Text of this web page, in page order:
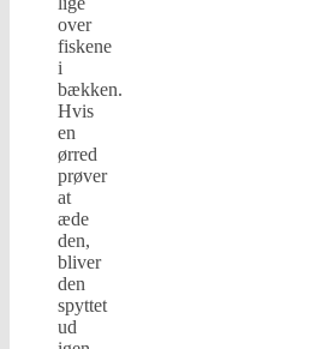
over
fiskene
i
bækken.
Hvis
en
ørred
prøver
at
æde
den,
bliver
den
spyttet
ud